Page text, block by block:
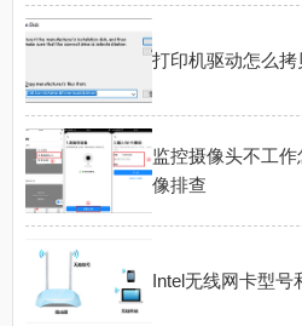
打印机驱动怎么
监控摄像头不工
像排查
Intel无线网卡型号